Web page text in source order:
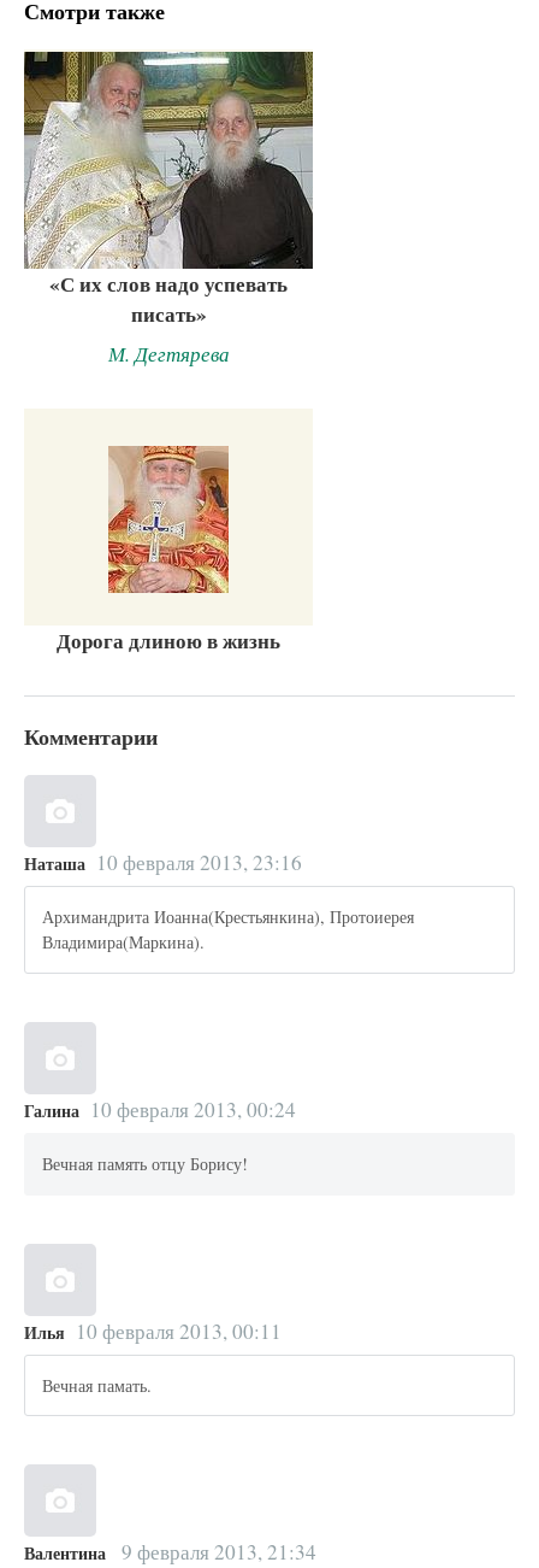
Смотри также
«С их слов надо успевать
писать»
М. Дегтярева
Дорога длиною в жизнь
Комментарии
Наташа 10 февраля 2013, 23:16
Архимандрита Иоанна(Крестьянкина), Протоиерея
Владимира(Маркина).
Галина 10 февраля 2013, 00:24
Вечная память отцу Борису!
Илья 10 февраля 2013, 00:11
Вечная памать.
Валентина 9 февраля 2013, 21:34